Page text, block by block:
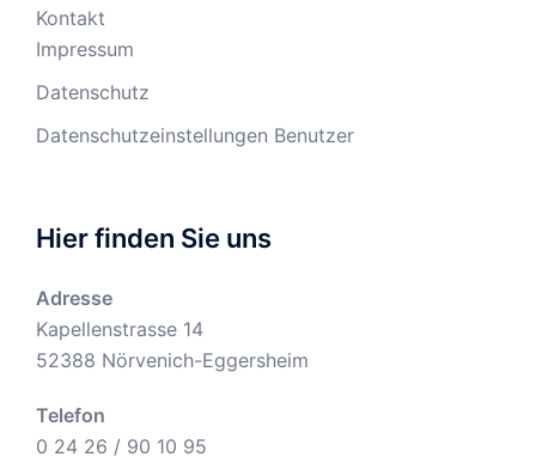
Kontakt
Impressum
Datenschutz
Datenschutzeinstellungen Benutzer
Hier finden Sie uns
Adresse
Kapellenstrasse 14
52388 Nörvenich-Eggersheim
Telefon
0 24 26 / 90 10 95